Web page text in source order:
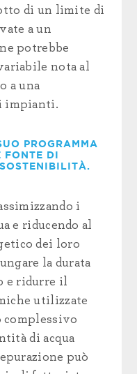
di un limite di
a un
potrebbe
nota al
a una
impianti.
PROGRAMMA
FONTE DI
i
e riducendo al
dei loro
la durata
e ridurre il
utilizzate
complessivo
di acqua
può